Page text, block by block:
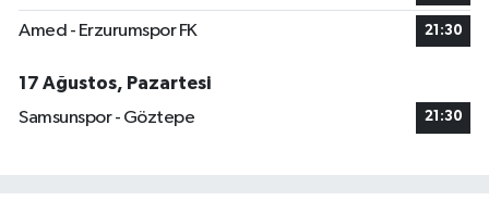
Amed - Erzurumspor FK 21:30
17 Ağustos, Pazartesi
Samsunspor - Göztepe
21:30